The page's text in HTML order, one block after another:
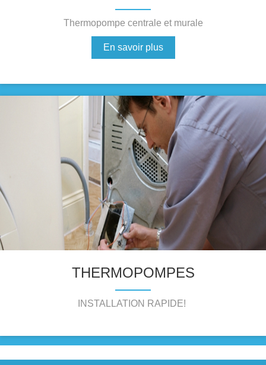
Thermopompe centrale et murale
En savoir plus
THERMOPOMPES
INSTALLATION RAPIDE!